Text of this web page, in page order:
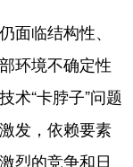
临结构性、
环境不确定性
术“卡脖子”问题
发，依赖要素
烈的竞争和日